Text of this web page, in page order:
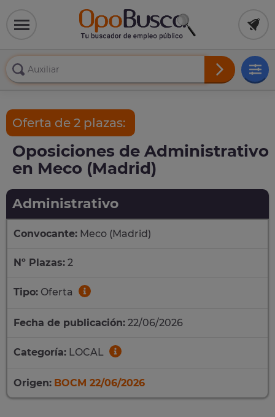
Oferta de 2 plazas:
Oposiciones de Administrativo
en Meco (Madrid)
Administrativo
Convocante: Meco (Madrid)
Nº Plazas: 2
Tipo: Oferta
Fecha de publicación: 22/06/2026
Categoría: LOCAL
Origen: BOCM 22/06/2026